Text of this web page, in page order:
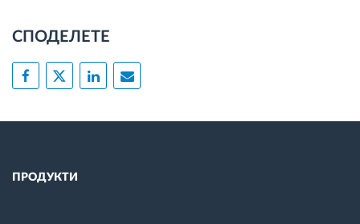
СПОДЕЛЕТЕ
ПРОДУКТИ